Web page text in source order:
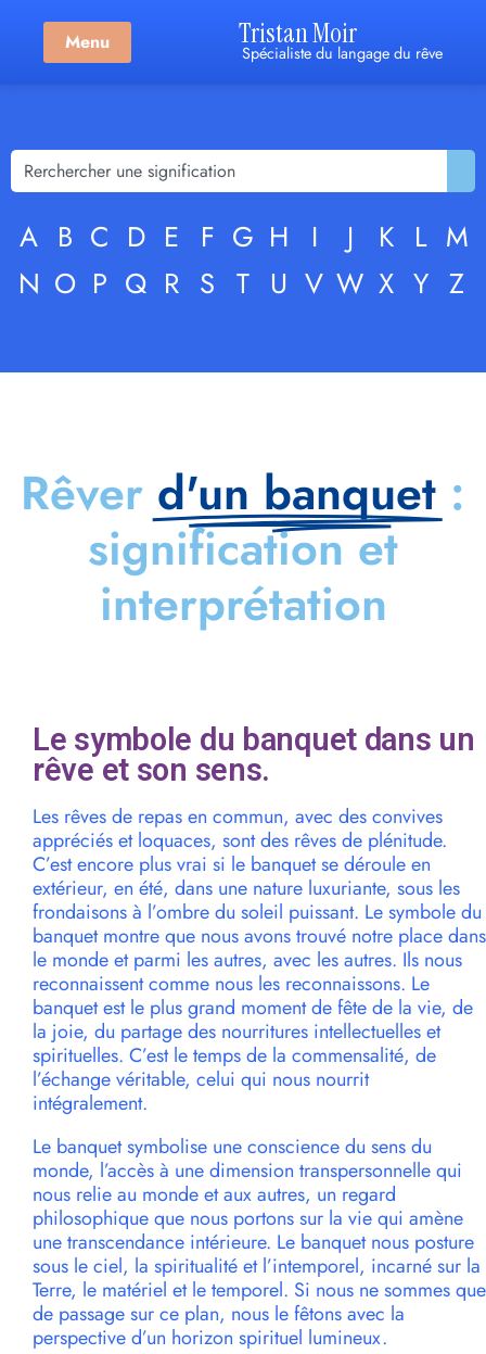
Menu Tristan Moir
Spécialiste du langage du rêve
A B C D E F G H I J K L M
N O P Q R S T U V W X Y Z
Rêver d'un banquet :
signification et
interprétation
Le symbole du banquet dans un
rêve et son sens.
Les rêves de repas en commun, avec des convives
appréciés et loquaces, sont des rêves de plénitude.
C’est encore plus vrai si le banquet se déroule en
extérieur, en été, dans une nature luxuriante, sous les
frondaisons à l’ombre du soleil puissant. Le symbole du
banquet montre que nous avons trouvé notre place dans
le monde et parmi les autres, avec les autres. Ils nous
reconnaissent comme nous les reconnaissons. Le
banquet est le plus grand moment de fête de la vie, de
la joie, du partage des nourritures intellectuelles et
spirituelles. C’est le temps de la commensalité, de
l’échange véritable, celui qui nous nourrit
intégralement.
Le banquet symbolise une conscience du sens du
monde, l’accès à une dimension transpersonnelle qui
nous relie au monde et aux autres, un regard
philosophique que nous portons sur la vie qui amène
une transcendance intérieure. Le banquet nous posture
sous le ciel, la spiritualité et l’intemporel, incarné sur la
Terre, le matériel et le temporel. Si nous ne sommes que
de passage sur ce plan, nous le fêtons avec la
perspective d’un horizon spirituel lumineux.